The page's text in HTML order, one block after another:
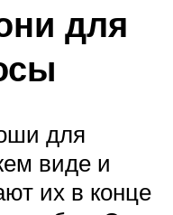
для
для
виде и
их в конце